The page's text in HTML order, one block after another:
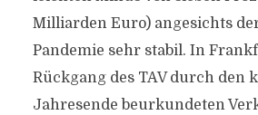
Milliarden Euro) angesichts
Pandemie sehr stabil. In
Rückgang des TAV durch den
Jahresende beurkundeten